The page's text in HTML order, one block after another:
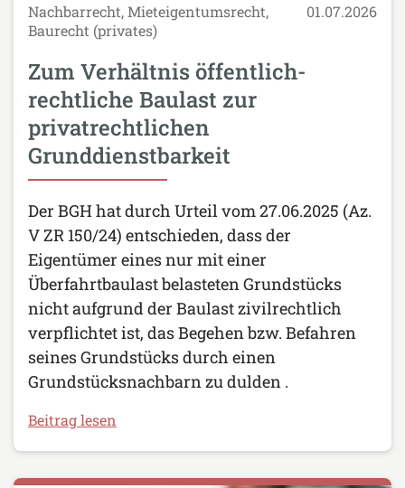
Nachbarrecht, Mieteigentumsrecht,
Baurecht (privates)
01.07.2026
Zum Verhältnis öffentlich-
rechtliche Baulast zur
privatrechtlichen
Grunddienstbarkeit
Der BGH hat durch Urteil vom 27.06.2025 (Az.
V ZR 150/24) entschieden, dass der
Eigentümer eines nur mit einer
Überfahrtbaulast belasteten Grundstücks
nicht aufgrund der Baulast zivilrechtlich
verpflichtet ist, das Begehen bzw. Befahren
seines Grundstücks durch einen
Grundstücksnachbarn zu dulden .
Beitrag lesen